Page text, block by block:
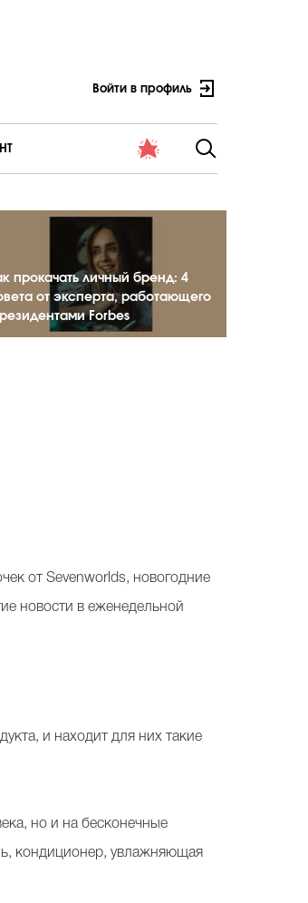
Войти в профиль
прокачать личный бренд: 4
от эксперта, работающего
Forbes
от Sevenworlds, новогодние
новости в еженедельной
и находит для них такие
но и на бесконечные
кондиционер, увлажняющая